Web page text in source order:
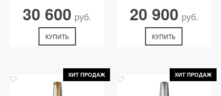
30 600 руб.
КУПИТЬ
20 900 руб.
КУПИТЬ
ХИТ ПРОДАЖ ХИТ ПРОДАЖ